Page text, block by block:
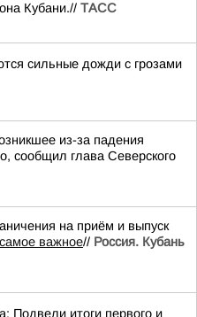
Кубани.// ТАСС
сильные дожди с грозами
из-за падения
сообщил глава Северского
на приём и выпуск
важное// Россия. Кубань
Подвели итоги первого и